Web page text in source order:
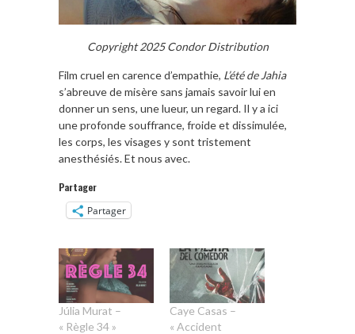
Copyright 2025 Condor Distribution
Film cruel en carence d’empathie, L’été de Jahia
s’abreuve de misère sans jamais savoir lui en
donner un sens, une lueur, un regard. Il y a ici
une profonde souffrance, froide et dissimulée,
les corps, les visages y sont tristement
anesthésiés. Et nous avec.
Partager
Partager
Júlia Murat –
« Règle 34 »
Caye Casas –
« Accident